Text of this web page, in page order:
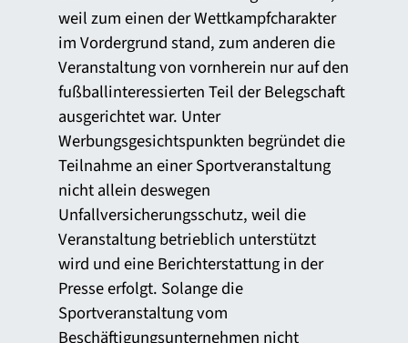
weil zum einen der Wettkampfcharakter
im Vordergrund stand, zum anderen die
Veranstaltung von vornherein nur auf den
fußballinteressierten Teil der Belegschaft
ausgerichtet war. Unter
Werbungsgesichtspunkten begründet die
Teilnahme an einer Sportveranstaltung
nicht allein deswegen
Unfallversicherungsschutz, weil die
Veranstaltung betrieblich unterstützt
wird und eine Berichterstattung in der
Presse erfolgt. Solange die
Sportveranstaltung vom
Beschäftigungsunternehmen nicht